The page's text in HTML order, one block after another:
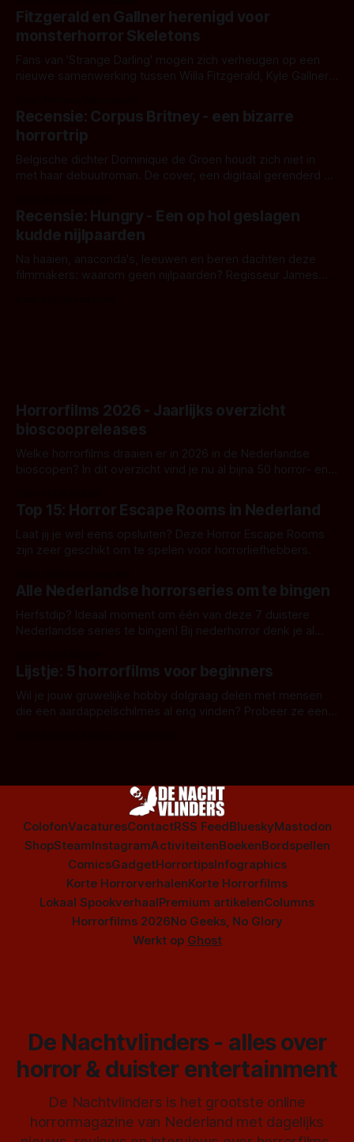
kille stijl vol folklore en mythe. Het topic deze keer is (kon
het het al raden?)... de weerwolf. Kijk je mee?
Fitzgerald en Gallner herenigd voor
monsterhorror Skeletons
Fans van 'Strange Darling' mogen zich verheugen op een
nieuwe samenwerking tussen Willa Fitzgerald, Kyle Gallner
'Skeletons', een nieuwe creature feature waarvoor de
opnames zijn gestart in Australië.
Recensie: Corpus Britney - een bizarre
horrortrip
Belgische dichter Dominique de Groen houdt zich niet in
met haar debuutroman. De cover, een digitaal gerenderd en
achtergrond, belooft iets kleurrijks maar onheilspellends,
iets ongrijpbaars. En dat maakt De Groen met ieder woord
waar.
Recensie: Hungry - Een op hol geslagen
kudde nijlpaarden
Na haaien, anaconda's, leeuwen en beren dachten deze
filmmakers: waarom geen nijlpaarden? Regisseur James
Horrorfilms 2026 - Jaarlijks overzicht
bioscoopreleases
Welke horrorfilms draaien er in 2026 in de Nederlandse
bioscopen? In dit overzicht vind je nu al bijna 50 horror- en
Top 15: Horror Escape Rooms in Nederland
Laat jij je wel eens opsluiten? Deze Horror Escape Rooms
zijn zeer geschikt om te spelen voor horrorliefhebbers.
Alle Nederlandse horrorseries om te bingen
Herfstdip? Ideaal moment om één van deze 7 duistere
Nederlandse series te bingen! Bij nederhorror denk je al
Amsterdamned of The Johnsons. Maar Nederlandse horror
is niet beperkt tot films. Hier een aantal Nederlandse tv-
series uit het duistere of horrorgenre. Als
Lijstje: 5 horrorfilms voor beginners
Wil je jouw gruwelijke hobby dolgraag delen met mensen
die een aardappelschilmes al eng vinden? Probeer ze eens
ColofonVacaturesContactRSS FeedBlueskyMastodon
ShopSteamInstagramActiviteitenBoekenBordspellen
ComicsGadgetHorrortipsInfographics
Korte HorrorverhalenKorte Horrorfilms
Lokaal SpookverhaalPremium artikelenColumns
Horrorfilms 2026No Geeks, No Glory
Werkt op Ghost
De Nachtvlinders - alles over
horror & duister entertainment
De Nachtvlinders is het grootste online
horrormagazine van Nederland met dagelijks